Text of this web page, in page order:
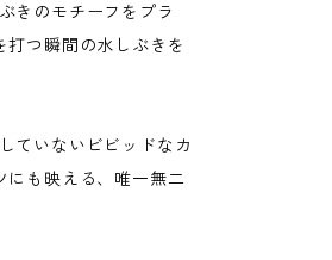
きのモチーフをプラ
つ瞬間の水しぶきを
ていないビビッドなカ
も映える、唯一無二